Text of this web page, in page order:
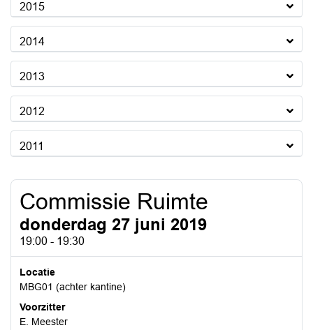
2015
2014
2013
2012
2011
Commissie Ruimte
donderdag 27 juni 2019
19:00 - 19:30
Locatie
MBG01 (achter kantine)
Voorzitter
E. Meester